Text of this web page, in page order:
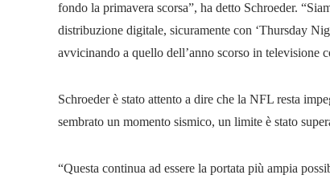
fondo la primavera scorsa”, ha detto Schroeder.
distribuzione digitale, sicuramente con ‘Thursday
avvicinando a quello dell’anno scorso in televisione
Schroeder è stato attento a dire che la NFL resta
sembrato un momento sismico, un limite è stato
“Questa continua ad essere la portata più ampia